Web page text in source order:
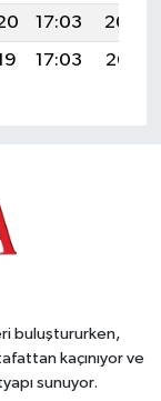
17:03
20:04
17:03 20:02
buluştururken,
kaçınıyor ve
sunuyor.